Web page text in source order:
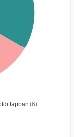
lapban (6)